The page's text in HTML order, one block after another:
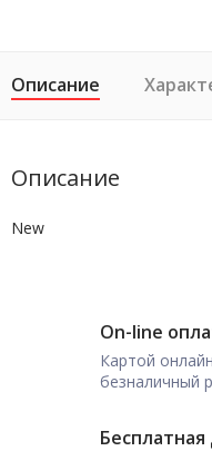
Описание
Описание
New
On-line
Картой
безналичный
Бесплатная